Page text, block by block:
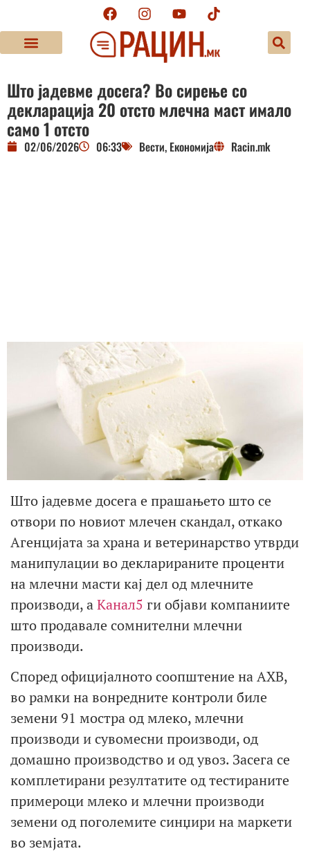
Што јадевме досега? Во сирење со
декларација 20 отсто млечна маст имало
само 1 отсто
02/06/2026 06:33 Вести, Економија Racin.mk
Што јадевме досега е прашањето што се
отвори по новиот млечен скандал, откако
Агенцијата за храна и ветеринарство утврди
манипулации во декларираните проценти
на млечни масти кај дел од млечните
производи, аКанал5 ги објави компаниите
што продавале сомнителни млечни
производи.
Според официјалното соопштение на АХВ,
во рамки на вонредните контроли биле
земени 91 мостра од млеко, млечни
производи и сувомесни производи, од
домашно производство и од увоз. Засега се
комплетирани резултатите од тестираните
примероци млеко и млечни производи
земени од поголемите синџири на маркети
во земјата.